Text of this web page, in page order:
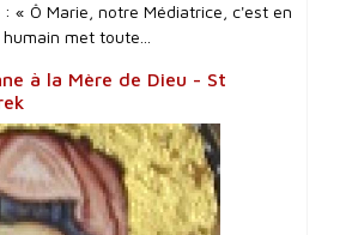
« Ô Marie, notre Médiatrice, c'est en
met toute...
à la Mère de Dieu - St